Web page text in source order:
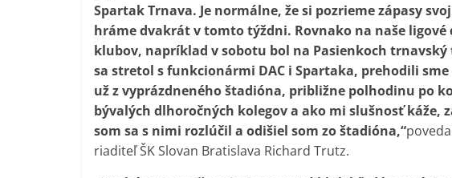
Spartak Trnava. Je normálne, že si pozrieme zápasy
hráme dvakrát v tomto týždni. Rovnako na naše
klubov, napríklad v sobotu bol na Pasienkoch trnavský
sa stretol s funkcionármi DAC i Spartaka, prehodili
už z vyprázdneného štadióna, približne polhodinu po
bývalých dlhoročných kolegov a ako mi slušnosť káže,
som sa s nimi rozlúčil a odišiel som zo štadióna,“
riaditeľ ŠK Slovan Bratislava Richard Trutz.